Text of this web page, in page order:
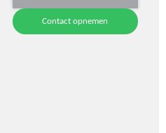
Contact opnemen